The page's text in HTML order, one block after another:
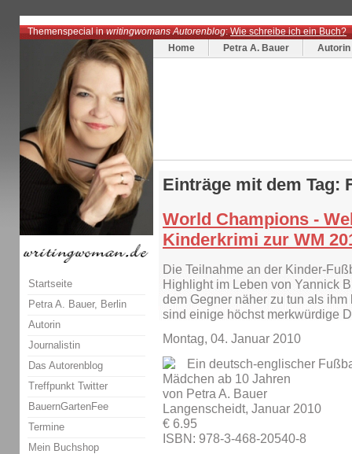
Themenspecial inwritingwomans Autorenblog:Wie schreibe ich ein Buch?
Home
Petra A. Bauer Autorin
Einträge mit dem Tag:
World Champions -
Kinderkrimi zur WM
Die Teilnahme an der Kinder-
Highlight im Leben von Yannick
dem Gegner näher zu tun als
sind einige höchst merkwürdige
Montag, 04. Januar 2010
Ein deutsch-englischer
Mädchen ab 10 Jahren
von Petra A. Bauer
Langenscheidt, Januar 2010
€ 6.95
ISBN: 978-3-468-20540-8
Startseite
Petra A. Bauer, Berlin
Autorin
Journalistin
Das Autorenblog
Treffpunkt Twitter
BauernGartenFee
Termine
Mein Buchshop